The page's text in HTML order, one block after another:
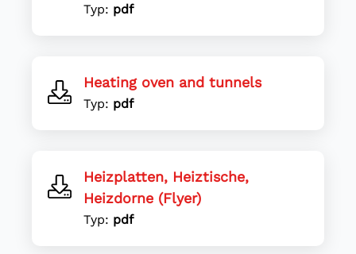
Typ: pdf
Heating oven and tunnels
Typ: pdf
Heizplatten, Heiztische,
Heizdorne (Flyer)
Typ: pdf